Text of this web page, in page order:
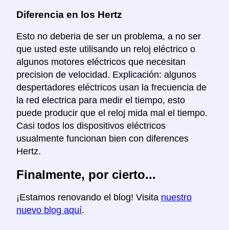
Diferencia en los Hertz
Esto no deberia de ser un problema, a no ser
que usted este utilisando un reloj eléctrico o
algunos motores eléctricos que necesitan
precision de velocidad. Explicación: algunos
despertadores eléctricos usan la frecuencia de
la red electrica para medir el tiempo, esto
puede producir que el reloj mida mal el tiempo.
Casi todos los dispositivos eléctricos
usualmente funcionan bien con diferences
Hertz.
Finalmente, por cierto...
¡Estamos renovando el blog! Visita nuestro
nuevo blog aquí.